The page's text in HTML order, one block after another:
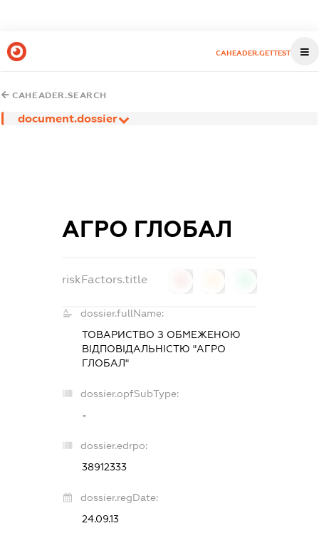
CAHEADER.GETTEST
CAHEADER.SEARCH
document.dossier
АГРО ГЛОБАЛ
riskFactors.title
dossier.fullName:
ТОВАРИСТВО З ОБМЕЖЕНОЮ
ВІДПОВІДАЛЬНІСТЮ "АГРО
ГЛОБАЛ"
dossier.opfSubType:
-
dossier.edrpo:
38912333
dossier.regDate:
24.09.13